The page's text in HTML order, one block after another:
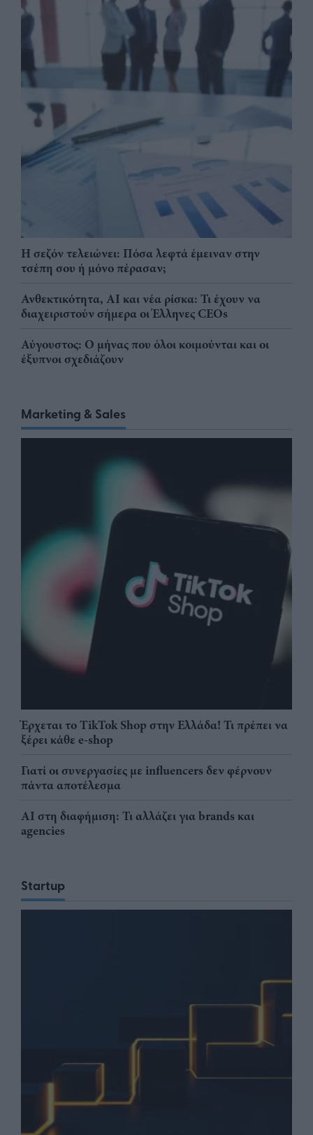
Η σεζόν τελειώνει: Πόσα λεφτά έμειναν στην
τσέπη σου ή μόνο πέρασαν;
Ανθεκτικότητα, AI και νέα ρίσκα: Τι έχουν να
διαχειριστούν σήμερα οι Έλληνες CEOs
Αύγουστος: Ο μήνας που όλοι κοιμούνται και οι
έξυπνοι σχεδιάζουν
Marketing & Sales
Έρχεται το TikTok Shop στην Ελλάδα! Τι πρέπει να
ξέρει κάθε e-shop
Γιατί οι συνεργασίες με influencers δεν φέρνουν
πάντα αποτέλεσμα
AI στη διαφήμιση: Τι αλλάζει για brands και
agencies
Startup